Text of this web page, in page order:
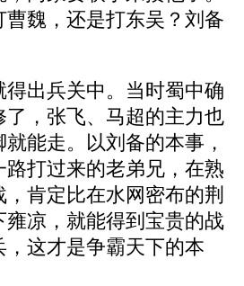
魏，还是打东吴？刘备
出兵关中。当时蜀中确
了，张飞、马超的主力也
能走。以刘备的本事，
打过来的老弟兄，在熟
肯定比在水网密布的荆
凉，就能得到宝贵的战
这才是争霸天下的本